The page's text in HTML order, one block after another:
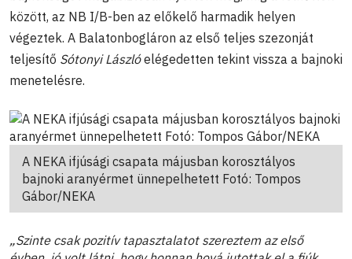
között, az NB I/B-ben az előkelő harmadik helyen
végeztek. A Balatonbogláron az első teljes szezonját
teljesítő Sótonyi Lászlóelégedetten tekint vissza a bajnoki
menetelésre.
A NEKA ifjúsági csapata májusban korosztályos
bajnoki aranyérmet ünnepelhetett Fotó: Tompos
Gábor/NEKA
„Szinte csak pozitív tapasztalatot szereztem az első